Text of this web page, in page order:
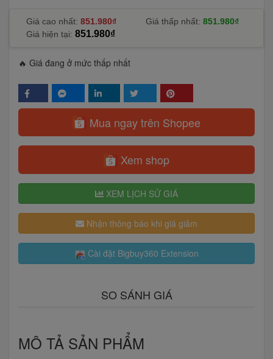
Giá cao nhất: 851.980₫ Giá thấp nhất: 851.980₫
Giá hiện tại: 851.980₫
🔥 Giá đang ở mức thấp nhất
Mua ngay trên Shopee
Xem shop
XEM LỊCH SỬ GIÁ
Nhận thông báo khi giá giảm
Cài đặt Bigbuy360 Extension
SO SÁNH GIÁ
MÔ TẢ SẢN PHẨM